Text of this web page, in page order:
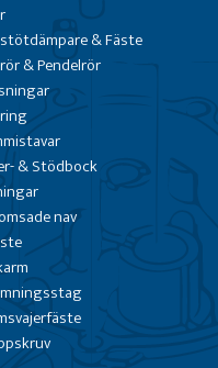
& Fäste
& Pendelrör
& Stödbock
nav